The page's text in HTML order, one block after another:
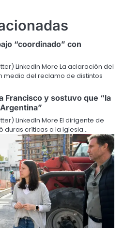
“coordinado” con
LinkedIn More La aclaración del
del reclamo de distintos
Francisco y sostuvo que “la
LinkedIn More El dirigente de
duras críticas a la Iglesia…